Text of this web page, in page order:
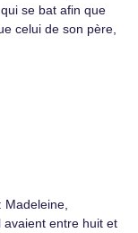
se bat afin que
celui de son père,
avaient entre huit et